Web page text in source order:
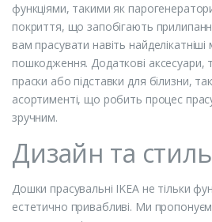
функціями, такими як
покриття, що запобігають
вам прасувати навіть найделікатніші
пошкодження. Додаткові аксесуари,
праски або підставки для білизни,
асортименті, що робить процес
зручним.
Дизайн та стиль
Дошки прасувальні IKEA не тільки
естетично привабливі. Ми